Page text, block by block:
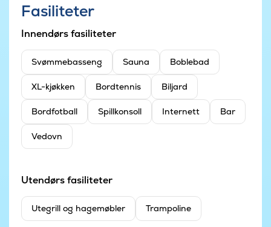
Fasiliteter
Innendørs fasiliteter
Svømmebasseng Sauna Boblebad
XL-kjøkken Bordtennis Biljard
Bordfotball Spillkonsoll Internett Bar
Vedovn
Utendørs fasiliteter
Utegrill og hagemøbler Trampoline